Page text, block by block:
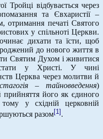
відбувається через
та Євхаристії –
отримання печаті Святого
у спільноті Церкви.
дихати та їсти, щоб
до нового життя в
Святим Духом і живитися
у Христі. У чині
Церква через молитви й
– тайновведення)
прийняття його як єдиного
у східній церковній
разом[1] .